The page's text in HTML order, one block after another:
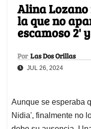
Alina
la que no
escamoso 2'
Por Las Dos Orillas
JUL 26, 2024
Aunque se esperaba
Nidia', finalmente no